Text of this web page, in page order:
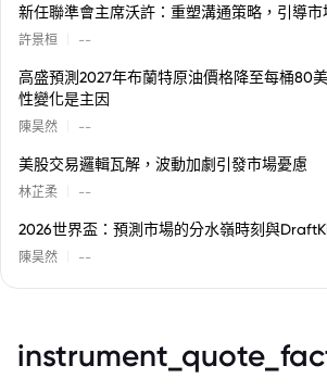
新任聯準會主席沃許：重塑溝通策略，引導市
許景桓 --
高盛預測2027年布蘭特原油價格降至每桶80
性變化是主因
陳昊然 --
美股交易邏輯瓦解，波動加劇引發市場憂慮
林芷柔 --
2026世界盃：預測市場的分水嶺時刻與
陳昊然 --